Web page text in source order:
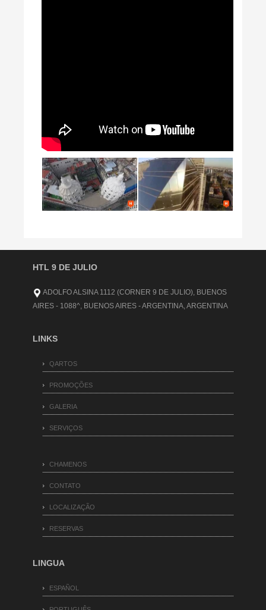
HTL 9 DE JULIO
ADOLFO ALSINA 1112 (CORNER 9 DE JULIO), BUENOS
AIRES - 1088^, BUENOS AIRES - ARGENTINA, ARGENTINA
LINKS
QARTOS
PROMOÇÕES
GALERIA
SERVIÇOS
CHAMENOS
CONTATO
LOCALIZAÇÃO
RESERVAS
LINGUA
ESPAÑOL